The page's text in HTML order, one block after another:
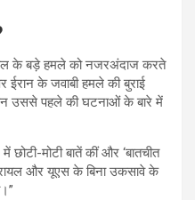
के बड़े हमले को नजरअंदाज करते
ईरान के जवाबी हमले की बुराई
उससे पहले की घटनाओं के बारे में
छोटी-मोटी बातें कीं और ‘बातचीत
और यूएस के बिना उकसावे के